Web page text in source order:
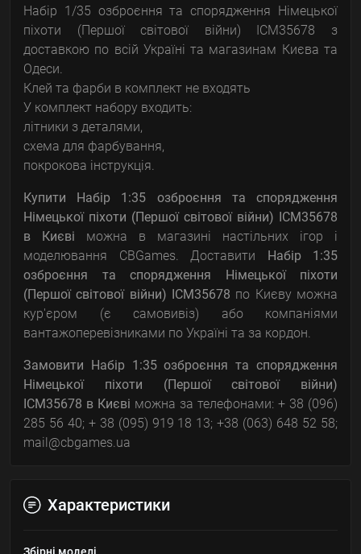
Набір 1/35 озброєння та спорядження Німецької
піхоти (Першої світової війни) ICM35678 з
доставкою по всій Україні та магазинам Києва та
Одеси.
Клей та фарби в комплект не входять
У комплект набору входить:
літники з деталями,
схема для фарбування,
покрокова інструкція.
Купити Набір 1:35 озброєння та спорядження
Німецької піхоти (Першої світової війни) ICM35678
в Києві можна в магазині настільних ігор і
моделювання CBGames. Доставити Набір 1:35
озброєння та спорядження Німецької піхоти
(Першої світової війни) ICM35678 по Києву можна
кур'єром (є самовивіз) або компаніями
вантажоперевізниками по Україні та за кордон.
Замовити Набір 1:35 озброєння та спорядження
Німецької піхоти (Першої світової війни)
ICM35678 в Києві можна за телефонами: + 38 (096)
285 56 40; + 38 (095) 919 18 13; +38 (063) 648 52 58;
mail@cbgames.ua
Характеристики